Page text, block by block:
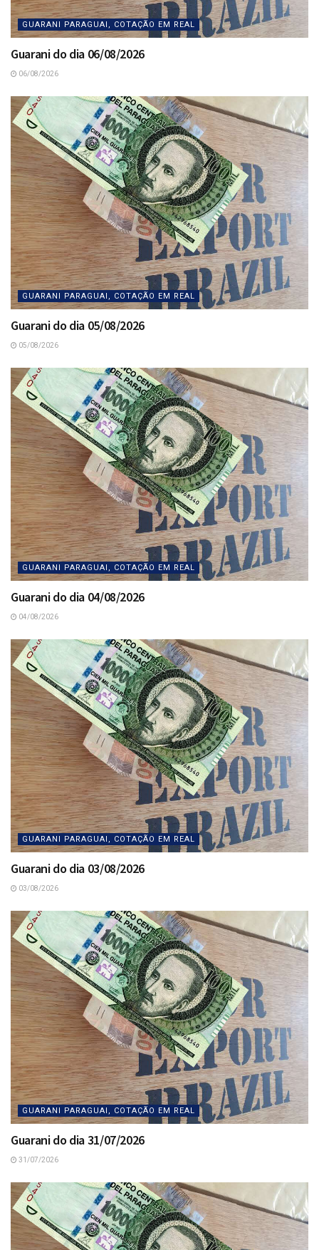
GUARANI PARAGUAI, COTAÇÃO EM REAL
Guarani do dia 06/08/2026
06/08/2026
GUARANI PARAGUAI, COTAÇÃO EM REAL
Guarani do dia 05/08/2026
05/08/2026
GUARANI PARAGUAI, COTAÇÃO EM REAL
Guarani do dia 04/08/2026
04/08/2026
GUARANI PARAGUAI, COTAÇÃO EM REAL
Guarani do dia 03/08/2026
03/08/2026
GUARANI PARAGUAI, COTAÇÃO EM REAL
Guarani do dia 31/07/2026
31/07/2026